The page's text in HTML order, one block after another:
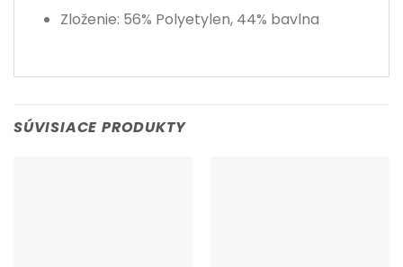
Zloženie: 56% Polyetylen, 44% bavlna
SÚVISIACE PRODUKTY